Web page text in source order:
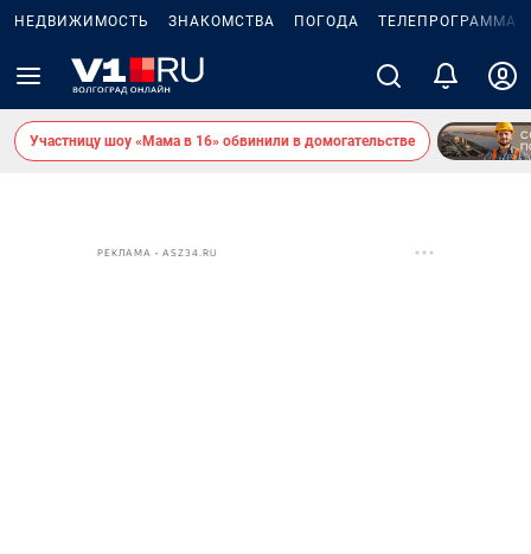
НЕДВИЖИМОСТЬ ЗНАКОМСТВА ПОГОДА ТЕЛЕПРОГРАММА
Участницу шоу «Мама в 16» обвинили в домогательстве
РЕКЛАМА • ASZ34.RU